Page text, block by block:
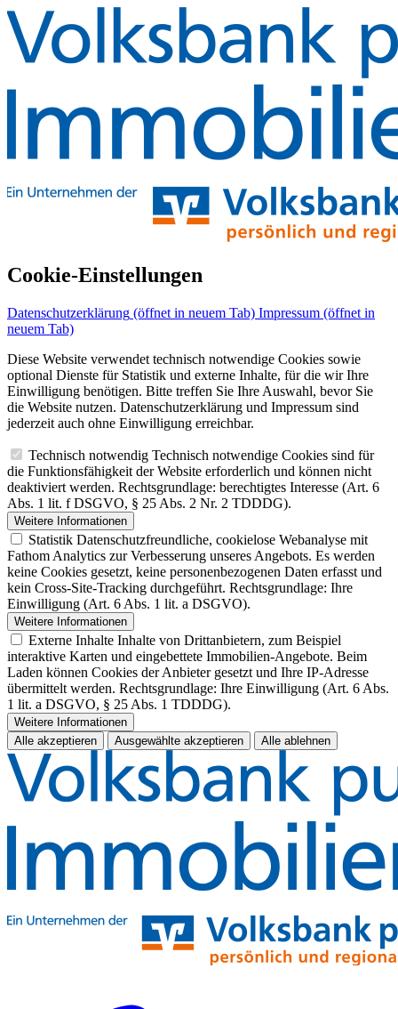
Cookie-Einstellungen
Datenschutzerklärung (öffnet in neuem Tab) Impressum (öffnet in
neuem Tab)
Diese Website verwendet technisch notwendige Cookies sowie
optional Dienste für Statistik und externe Inhalte, für die wir Ihre
Einwilligung benötigen. Bitte treffen Sie Ihre Auswahl, bevor Sie
die Website nutzen. Datenschutzerklärung und Impressum sind
jederzeit auch ohne Einwilligung erreichbar.
Technisch notwendig Technisch notwendige Cookies sind für
die Funktionsfähigkeit der Website erforderlich und können nicht
deaktiviert werden. Rechtsgrundlage: berechtigtes Interesse (Art. 6
Abs. 1 lit. f DSGVO, § 25 Abs. 2 Nr. 2 TDDDG).
Weitere Informationen
Statistik Datenschutzfreundliche, cookielose Webanalyse mit
Fathom Analytics zur Verbesserung unseres Angebots. Es werden
keine Cookies gesetzt, keine personenbezogenen Daten erfasst und
kein Cross-Site-Tracking durchgeführt. Rechtsgrundlage: Ihre
Einwilligung (Art. 6 Abs. 1 lit. a DSGVO).
Weitere Informationen
Externe Inhalte Inhalte von Drittanbietern, zum Beispiel
interaktive Karten und eingebettete Immobilien-Angebote. Beim
Laden können Cookies der Anbieter gesetzt und Ihre IP-Adresse
übermittelt werden. Rechtsgrundlage: Ihre Einwilligung (Art. 6 Abs.
1 lit. a DSGVO, § 25 Abs. 1 TDDDG).
Weitere Informationen
Alle akzeptieren
Ausgewählte akzeptieren Alle ablehnen